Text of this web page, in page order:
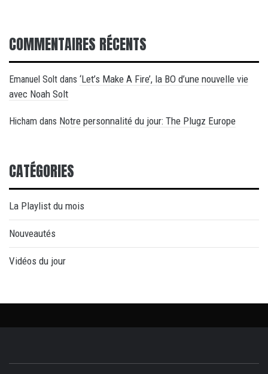
COMMENTAIRES RÉCENTS
Emanuel Solt dans ‘Let’s Make A Fire’, la BO d’une nouvelle vie
avec Noah Solt
Hicham dans Notre personnalité du jour: The Plugz Europe
CATÉGORIES
La Playlist du mois
Nouveautés
Vidéos du jour